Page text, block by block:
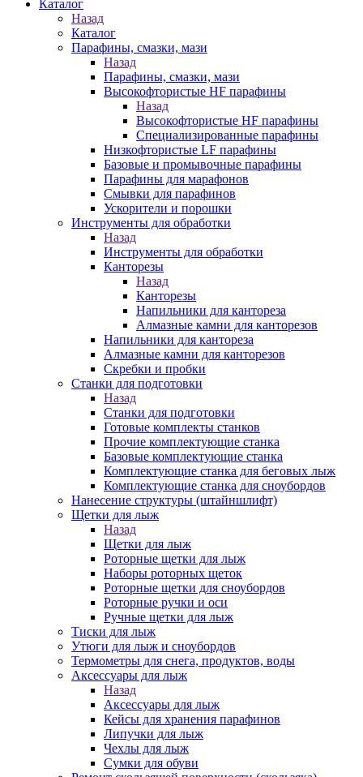
Каталог
Назад
Каталог
Парафины, смазки, мази
Назад
Парафины, смазки, мази
Высокофтористые HF парафины
Назад
Высокофтористые HF парафины
Специализированные парафины
Низкофтористые LF парафины
Базовые и промывочные парафины
Парафины для марафонов
Смывки для парафинов
Ускорители и порошки
Инструменты для обработки
Назад
Инструменты для обработки
Канторезы
Назад
Канторезы
Напильники для кантореза
Алмазные камни для канторезов
Напильники для кантореза
Алмазные камни для канторезов
Скребки и пробки
Станки для подготовки
Назад
Станки для подготовки
Готовые комплекты станков
Прочие комплектующие станка
Базовые комплектующие станка
Комплектующие станка для беговых лыж
Комплектующие станка для сноубордов
Нанесение структуры (штайншлифт)
Щетки для лыж
Назад
Щетки для лыж
Роторные щетки для лыж
Наборы роторных щеток
Роторные щетки для сноубордов
Роторные ручки и оси
Ручные щетки для лыж
Тиски для лыж
Утюги для лыж и сноубордов
Термометры для снега, продуктов, воды
Аксессуары для лыж
Назад
Аксессуары для лыж
Кейсы для хранения парафинов
Липучки для лыж
Чехлы для лыж
Сумки для обуви